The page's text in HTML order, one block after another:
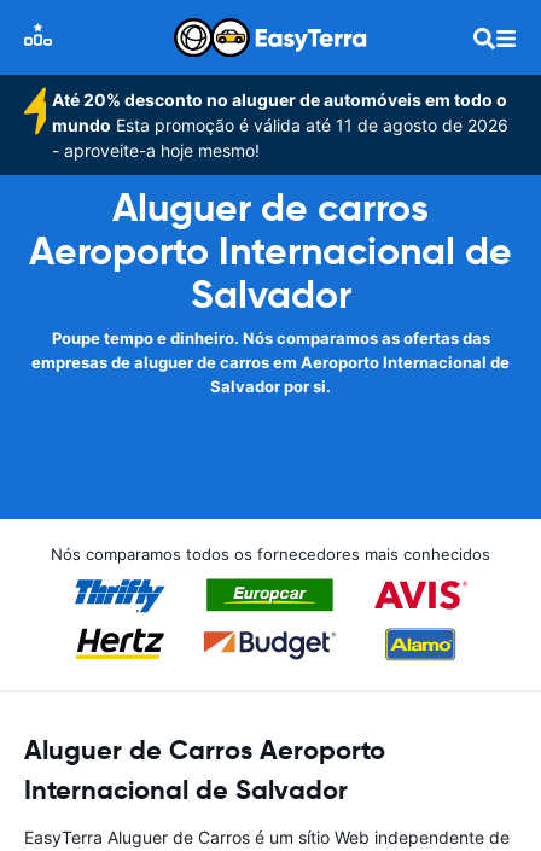
Até 20% desconto no aluguer de automóveis em todo o
mundo Esta promoção é válida até 11 de agosto de 2026
- aproveite-a hoje mesmo!
Aluguer de carros
Aeroporto Internacional de
Salvador
Poupe tempo e dinheiro. Nós comparamos as ofertas das
empresas de aluguer de carros em Aeroporto Internacional de
Salvador por si.
Nós comparamos todos os fornecedores mais conhecidos
Aluguer de Carros Aeroporto
Internacional de Salvador
EasyTerra Aluguer de Carros é um sítio Web independente de